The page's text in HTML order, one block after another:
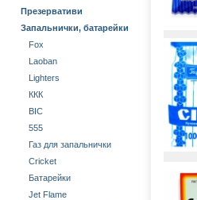
Презервативи
Запальнички, батарейки
Fox
Laoban
Lighters
ККК
BIC
555
Газ для запальнички
Cricket
Батарейки
Jet Flame